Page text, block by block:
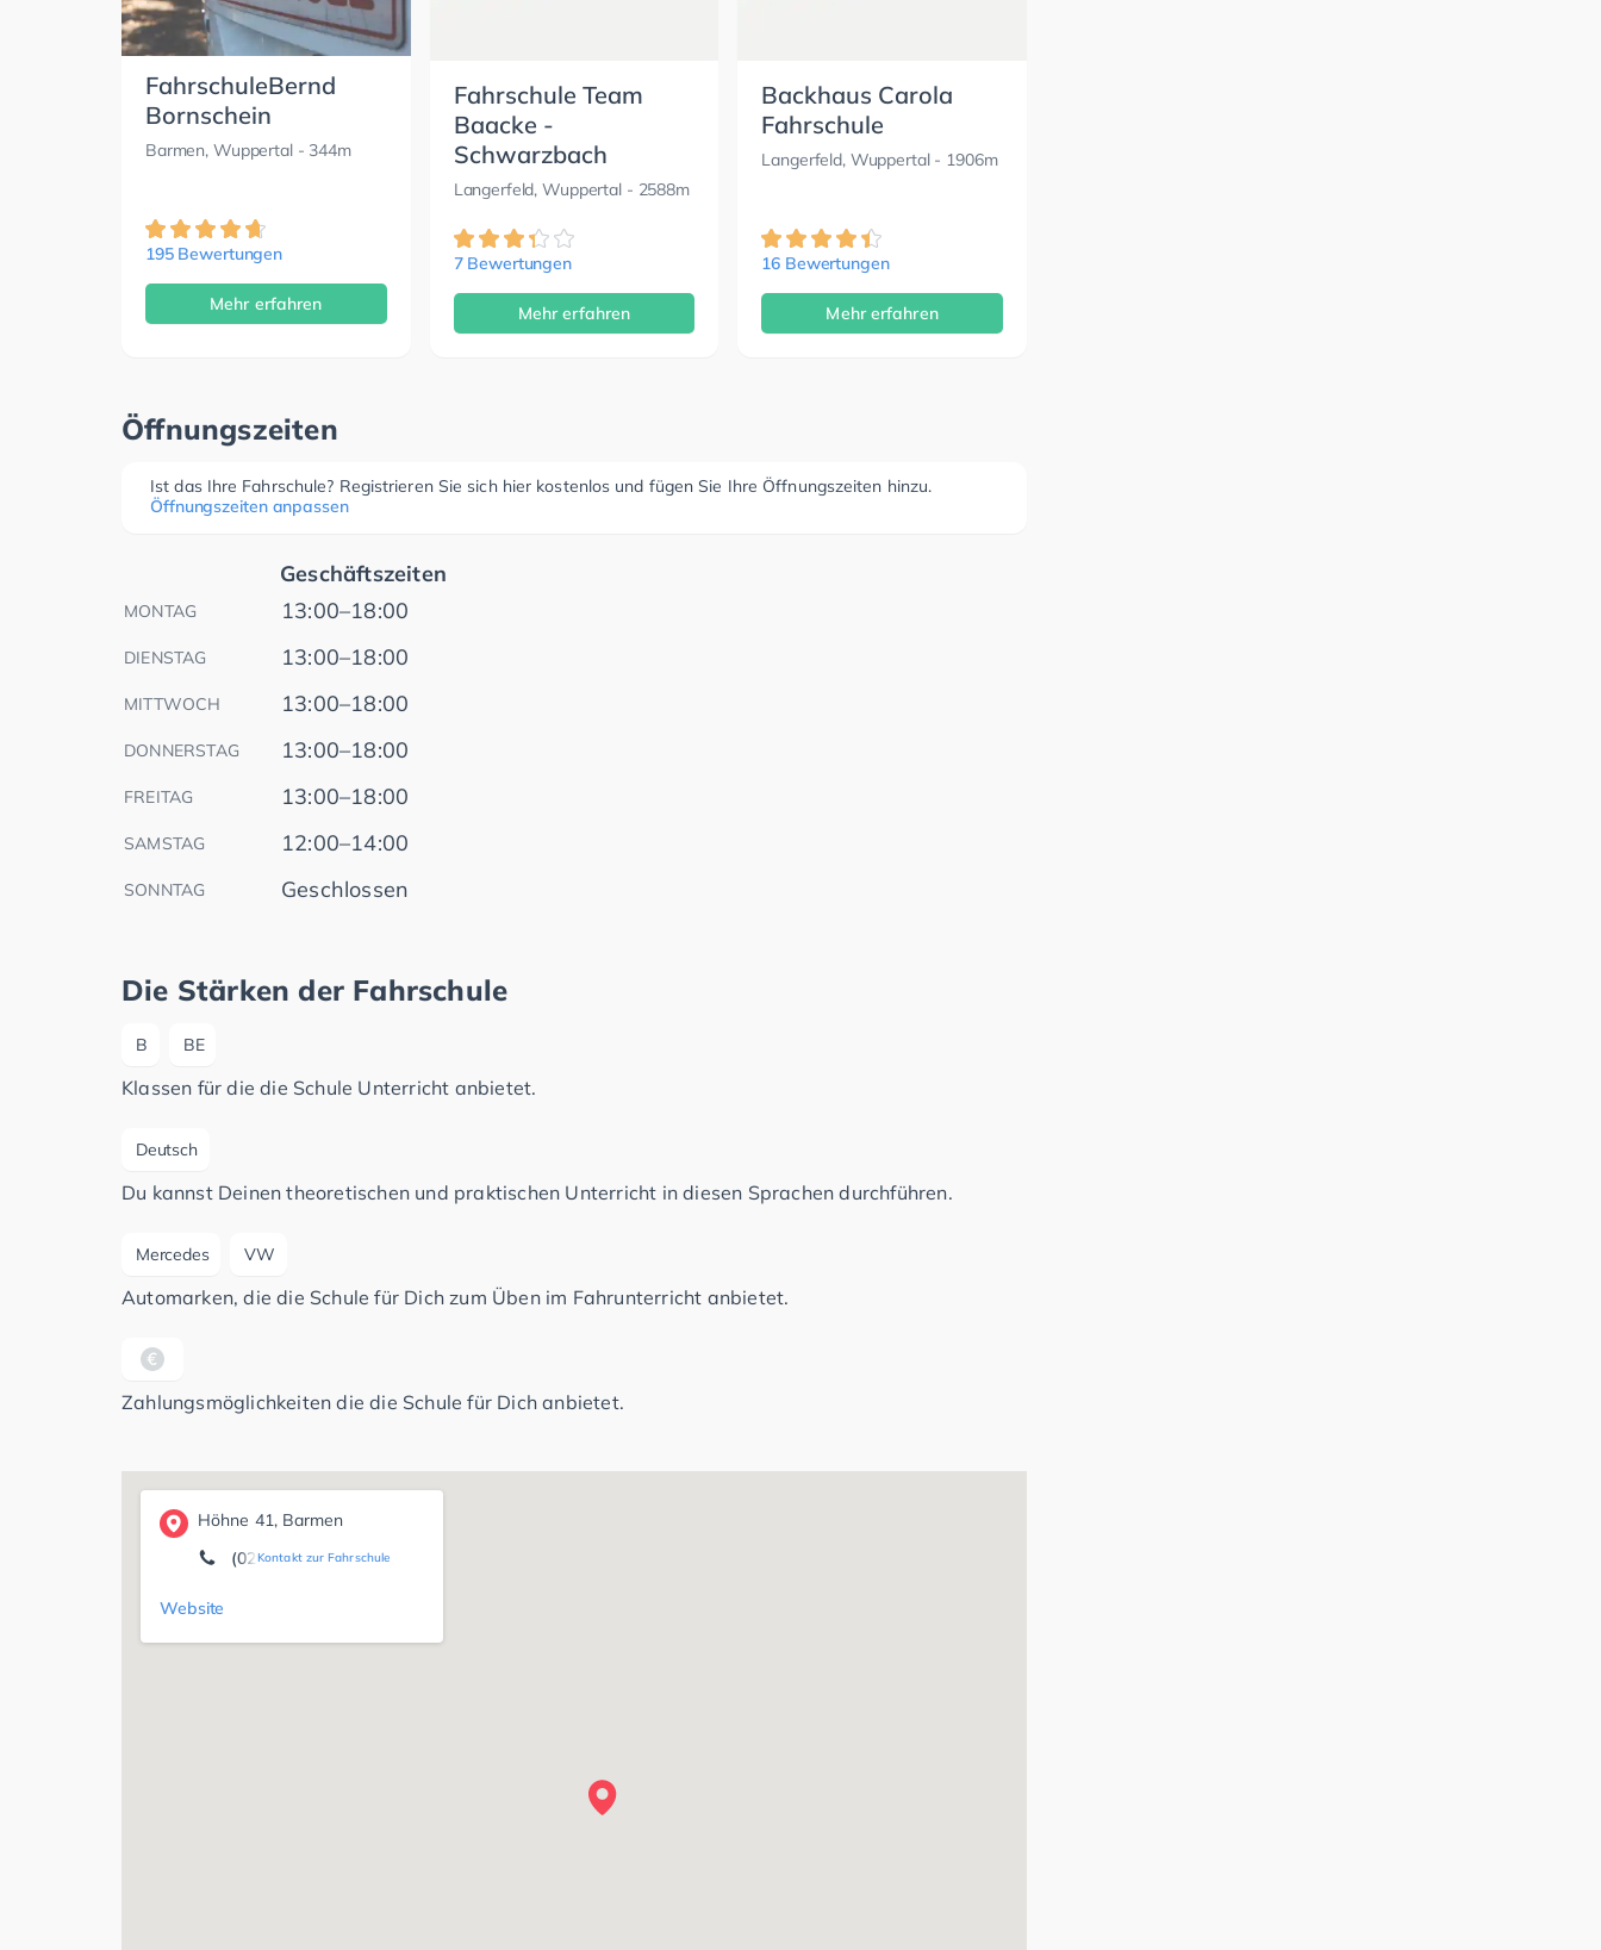
FahrschuleBernd
Bornschein
Barmen, Wuppertal- 344m
195 Bewertungen
Mehr erfahren
Fahrschule Team
Baacke -
Schwarzbach
Langerfeld, Wuppertal- 2588m
7 Bewertungen
Mehr erfahren
Backhaus Carola
Fahrschule
Langerfeld, Wuppertal- 1906m
16 Bewertungen
Mehr erfahren
Öffnungszeiten
Ist das Ihre Fahrschule? Registrieren Sie sich hier kostenlos und fügen Sie Ihre Öffnungszeiten hinzu.
Öffnungszeiten anpassen
Geschäftszeiten
MONTAG 13:00–18:00
DIENSTAG 13:00–18:00
MITTWOCH 13:00–18:00
DONNERSTAG 13:00–18:00
FREITAG 13:00–18:00
SAMSTAG 12:00–14:00
SONNTAG Geschlossen
Die Stärken der Fahrschule
B BE
Klassen für die die Schule Unterricht anbietet.
Deutsch
Du kannst Deinen theoretischen und praktischen Unterricht in diesen Sprachen durchführen.
Mercedes VW
Automarken, die die Schule für Dich zum Üben im Fahrunterricht anbietet.
Zahlungsmöglichkeiten die die Schule für Dich anbietet.
Höhne 41, Barmen
Kontakt zur Fahrschule
(0202) 69 89 97 99
Website